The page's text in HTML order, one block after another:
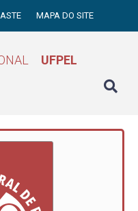
MAPA DO SITE
UFPEL